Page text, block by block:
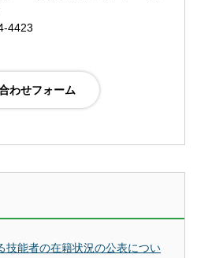
4423
技能者の在籍状況の公表につい